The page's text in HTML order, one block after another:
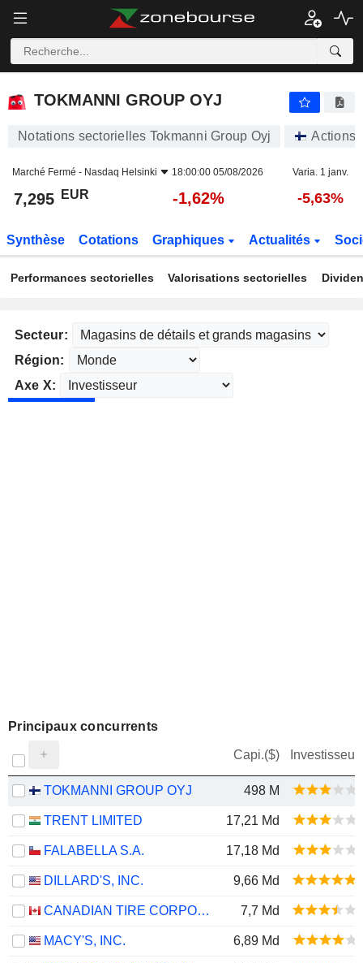
TOKMANNI GROUP OYJ
TOKMANNI GROUP OYJ
Notations sectorielles Tokmanni Group Oyj Actions
Marché Fermé - Nasdaq Helsinki 18:00:00 05/08/2026 Varia. 1 janv.
7,295 EUR -1,62% -5,63%
Synthèse Cotations Graphiques Actualités
Performances sectorielles Valorisations sectorielles
Secteur:
Région:
Axe X:
Principaux concurrents
Capi.($) Investisseur
TOKMANNI GROUP OYJ 498 M
TRENT LIMITED 17,21 Md
FALABELLA S.A. 17,18 Md
DILLARD'S, INC. 9,66 Md
CANADIAN TIRE CORPORATION, LIMITED 7,7 Md
MACY'S, INC. 6,89 Md